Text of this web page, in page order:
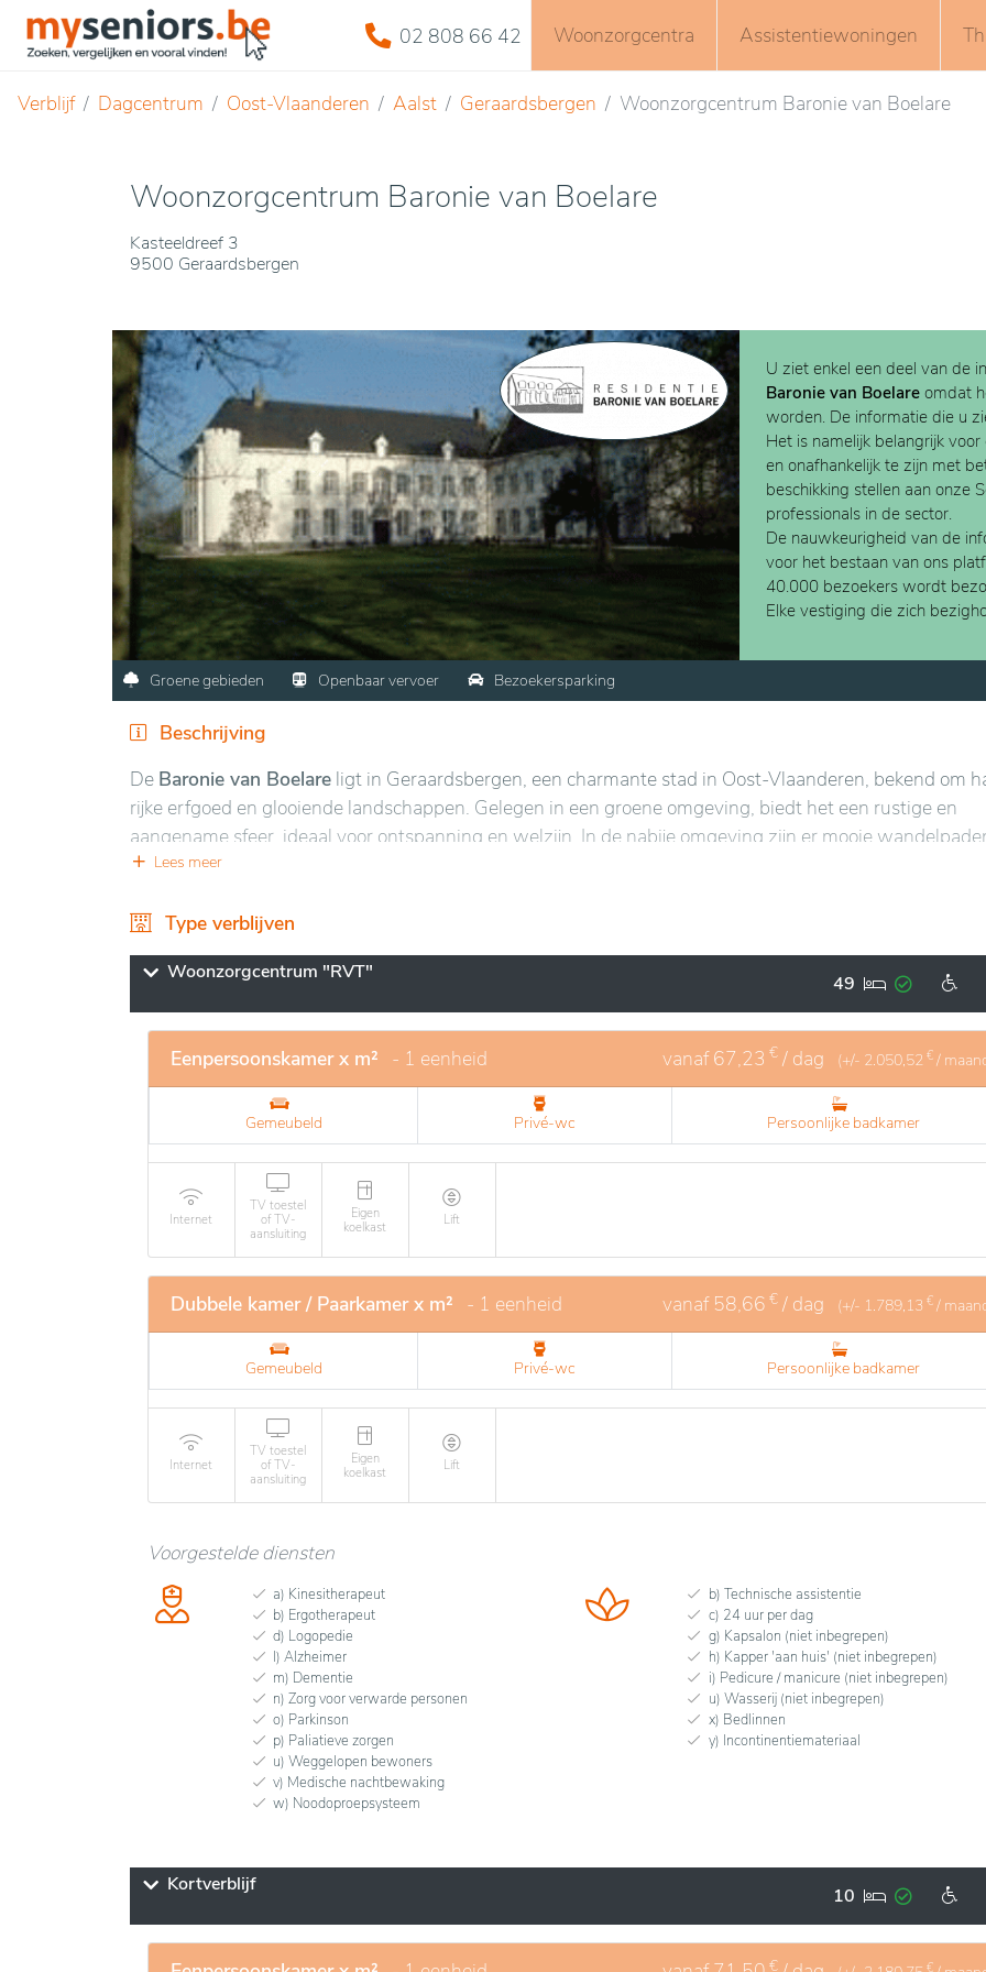
02 808 66 42 Woonzorgcentra Assistentiewoningen
Verblijf Dagcentrum Oost-Vlaanderen Aalst Geraardsbergen Woonzorgcentrum Baronie van Boelare
Woonzorgcentrum Baronie van Boelare
Kasteeldreef 3
9500 Geraardsbergen
U ziet enkel een deel van de
Baronie van Boelare omdat
worden. De informatie die u
Het is namelijk belangrijk
en onafhankelijk te zijn met
beschikking stellen aan onze
professionals in de sector.
De nauwkeurigheid van de
voor het bestaan van ons
40.000 bezoekers wordt
Elke vestiging die zich
Groene gebieden Openbaar vervoer Bezoekersparking
Beschrijving
De Baronie van Boelare ligt in Geraardsbergen, een charmante stad in Oost-Vlaanderen, bekend om
rijke erfgoed en glooiende landschappen. Gelegen in een groene omgeving, biedt het een rustige en
aangename sfeer, ideaal voor ontspanning en welzijn. In de nabije omgeving zijn er mooie
natuurlijke gebieden en de beroemde Muur van Geraardsbergen, een iconische plek voor
De voorziening combineert comfort en moderne faciliteiten in een warme en gastvrije setting. Er
diverse activiteiten georganiseerd om sociale interactie en persoonlijk welzijn te bevorderen. Het
team zorgt voor een zorgzame en respectvolle begeleiding, met oog voor individuele behoeften.
serene en veilige omgeving kunnen bewoners genieten van een aangename levenskwaliteit, waar
zorgzaamheid centraal staan.
Lees meer
Type verblijven
Woonzorgcentrum "RVT" 49
Eenpersoonskamer x m² - 1 eenheid vanaf67,23 € / dag (+/- 2.050,52 € /
Gemeubeld Privé-wc Persoonlijke badkamer
Internet
TV toestel
of TV-
aansluiting
Eigen
koelkast
Lift
Dubbele kamer / Paarkamer x m² - 1 eenheid vanaf 58,66 € / dag (+/- 1.789,13 € /
Gemeubeld Privé-wc Persoonlijke badkamer
Internet
TV toestel
of TV-
aansluiting
Eigen
koelkast
Lift
Voorgestelde diensten
a) Kinesitherapeut
b) Ergotherapeut
d) Logopedie
l) Alzheimer
m) Dementie
n) Zorg voor verwarde personen
o) Parkinson
p) Paliatieve zorgen
u) Weggelopen bewoners
v) Medische nachtbewaking
w) Noodoproepsysteem
b) Technische assistentie
c) 24 uur per dag
g) Kapsalon (niet inbegrepen)
h) Kapper 'aan huis' (niet inbegrepen)
i) Pedicure / manicure (niet inbegrepen)
u) Wasserij (niet inbegrepen)
x) Bedlinnen
y) Incontinentiemateriaal
Kortverblijf 10
€ €